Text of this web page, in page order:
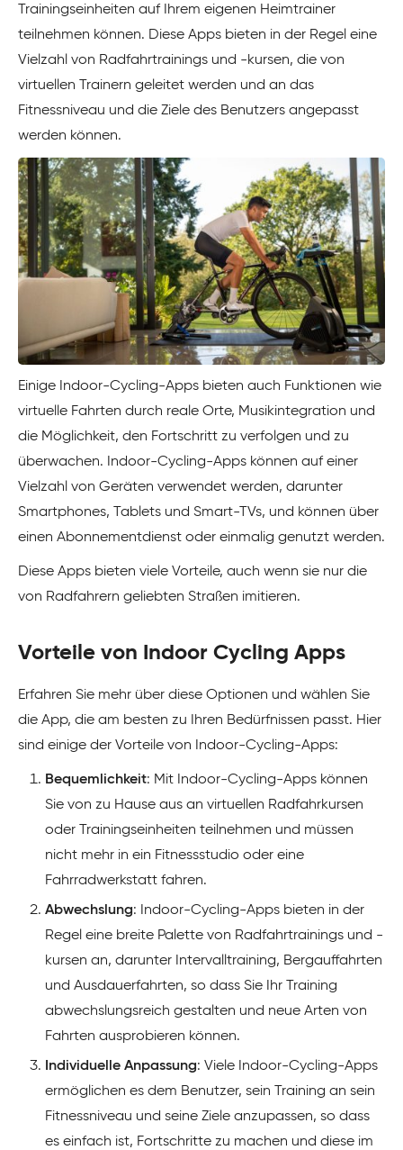
Trainingseinheiten auf Ihrem eigenen Heimtrainer
teilnehmen können. Diese Apps bieten in der Regel eine
Vielzahl von Radfahrtrainings und -kursen, die von
virtuellen Trainern geleitet werden und an das
Fitnessniveau und die Ziele des Benutzers angepasst
werden können.
Einige Indoor-Cycling-Apps bieten auch Funktionen wie
virtuelle Fahrten durch reale Orte, Musikintegration und
die Möglichkeit, den Fortschritt zu verfolgen und zu
überwachen. Indoor-Cycling-Apps können auf einer
Vielzahl von Geräten verwendet werden, darunter
Smartphones, Tablets und Smart-TVs, und können über
einen Abonnementdienst oder einmalig genutzt werden.
Diese Apps bieten viele Vorteile, auch wenn sie nur die
von Radfahrern geliebten Straßen imitieren.
Vorteile von Indoor Cycling Apps
Erfahren Sie mehr über diese Optionen und wählen Sie
die App, die am besten zu Ihren Bedürfnissen passt. Hier
sind einige der Vorteile von Indoor-Cycling-Apps:
Bequemlichkeit: Mit Indoor-Cycling-Apps können
Sie von zu Hause aus an virtuellen Radfahrkursen
oder Trainingseinheiten teilnehmen und müssen
nicht mehr in ein Fitnessstudio oder eine
Fahrradwerkstatt fahren.
Abwechslung: Indoor-Cycling-Apps bieten in der
Regel eine breite Palette von Radfahrtrainings und -
kursen an, darunter Intervalltraining, Bergauffahrten
und Ausdauerfahrten, so dass Sie Ihr Training
abwechslungsreich gestalten und neue Arten von
Fahrten ausprobieren können.
Individuelle Anpassung: Viele Indoor-Cycling-Apps
ermöglichen es dem Benutzer, sein Training an sein
Fitnessniveau und seine Ziele anzupassen, so dass
es einfach ist, Fortschritte zu machen und diese im